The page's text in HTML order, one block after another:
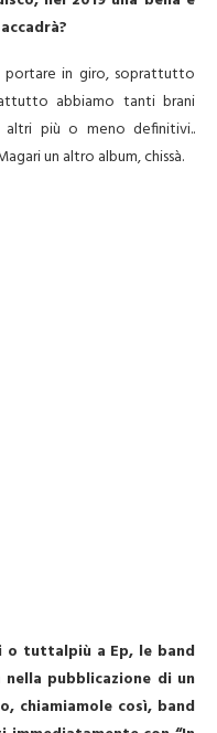
portare in giro, soprattutto
abbiamo tanti brani
altri più o meno definitivi..
un altro album, chissà.
tuttalpiù a Ep, le band
pubblicazione di un
chiamiamole così, band